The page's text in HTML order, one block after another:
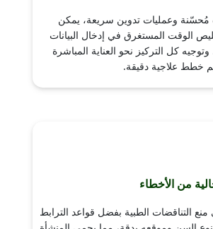
وعمليات تدوين سريعة، يمكن
الوقت المستغرق في إدخال البيانات
وتوجيه كل التركيز نحو العناية المباشرة
خطط علاجية دقيقة.
من الأخطاء
التناقضات الطبية بفضل قواعد الترابط